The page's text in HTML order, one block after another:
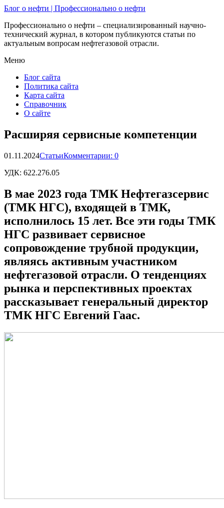
Блог о нефти | Профессионально о нефти
Профессионально о нефти – специализированный научно-
технический журнал, в котором публикуются статьи по
актуальным вопросам нефтегазовой отрасли.
Меню
Блог сайта
Политика сайта
Карта сайта
Справочник
О сайте
Расширяя сервисные компетенции
01.11.2024СтатьиКомментарии: 0
УДК: 622.276.05
В мае 2023 года ТМК Нефтегазсервис
(ТМК НГС), входящей в ТМК,
исполнилось 15 лет. Все эти годы ТМК
НГС развивает сервисное
сопровождение трубной продукции,
являясь активным участником
нефтегазовой отрасли. О тенденциях
рынка и перспективных проектах
рассказывает генеральный директор
ТМК НГС Евгений Гаас.